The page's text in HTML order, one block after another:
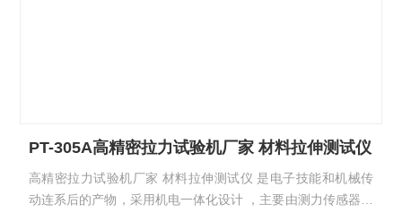
PT-305A高精密拉力试验机厂家 材料拉伸测试仪
高精密拉力试验机厂家 材料拉伸测试仪 是电子技能和机械传
动连系后的产物，采用机电一体化设计 ，主要由测力传感器、